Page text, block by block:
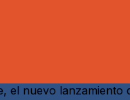
el nuevo lanzamiento